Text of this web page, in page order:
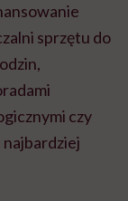
sprzętu do
czy